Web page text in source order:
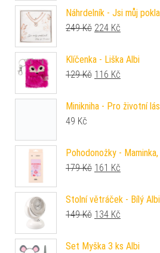
Náhrdelník - Jsi můj
249Kč Původní cena
224 Kč
Klíčenka - Liška Albi
129Kč Původní cena
116 Kč
Minikniha - Pro životní
49 Kč
Pohodonožky -
179Kč Původní cena
161 Kč
Stolní větráček - Bílý Albi
149Kč Původní cena
134 Kč
Set Myška 3 ks Albi